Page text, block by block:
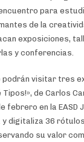
para
de la
exposiciones,
y conferencias.
podrán visitar tres
Tipos!», de Carlos
febrero en la EASD
digitaliza 36
su valor